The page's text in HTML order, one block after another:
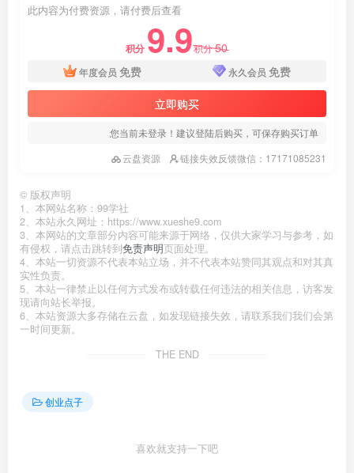
此内容为付费资源，请付费后查看
积分 9.9积分50
年度会员 免费 永久会员 免费
立即购买
您当前未登录！建议登陆后购买，可保存购买订单
云盘资源
链接失效反馈微信：17171085231
© 版权声明
1、本网站名称：99学社
2、本站永久网址：https://www.xueshe9.com
3、本网站的文章部分内容可能来源于网络，仅供大家学习与参考，如
有侵权，请点击跳转到免责声明页面处理。
4、本站一切资源不代表本站立场，并不代表本站赞同其观点和对其真
实性负责。
5、本站一律禁止以任何方式发布或转载任何违法的相关信息，访客发
现请向站长举报。
6、本站资源大多存储在云盘，如发现链接失效，请联系我们我们会第
一时间更新。
THE END
创业点子
喜欢就支持一下吧